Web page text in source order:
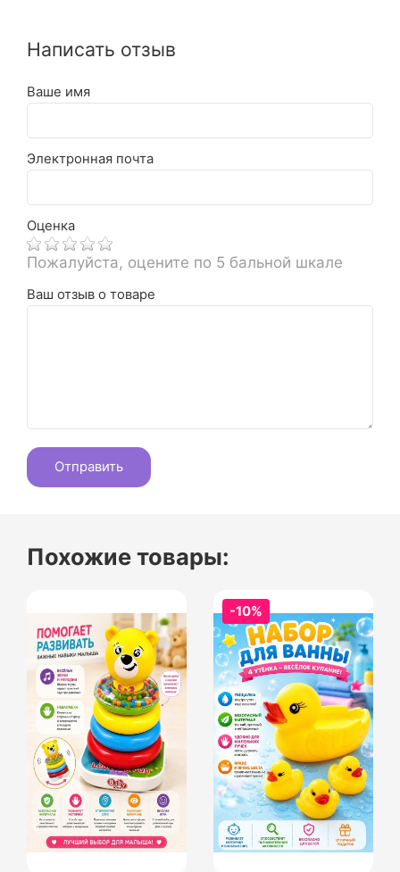
Написать отзыв
Ваше имя
Электронная почта
Оценка
Пожалуйста, оцените по 5 бальной шкале
Ваш отзыв о товаре
Похожие товары:
-10%